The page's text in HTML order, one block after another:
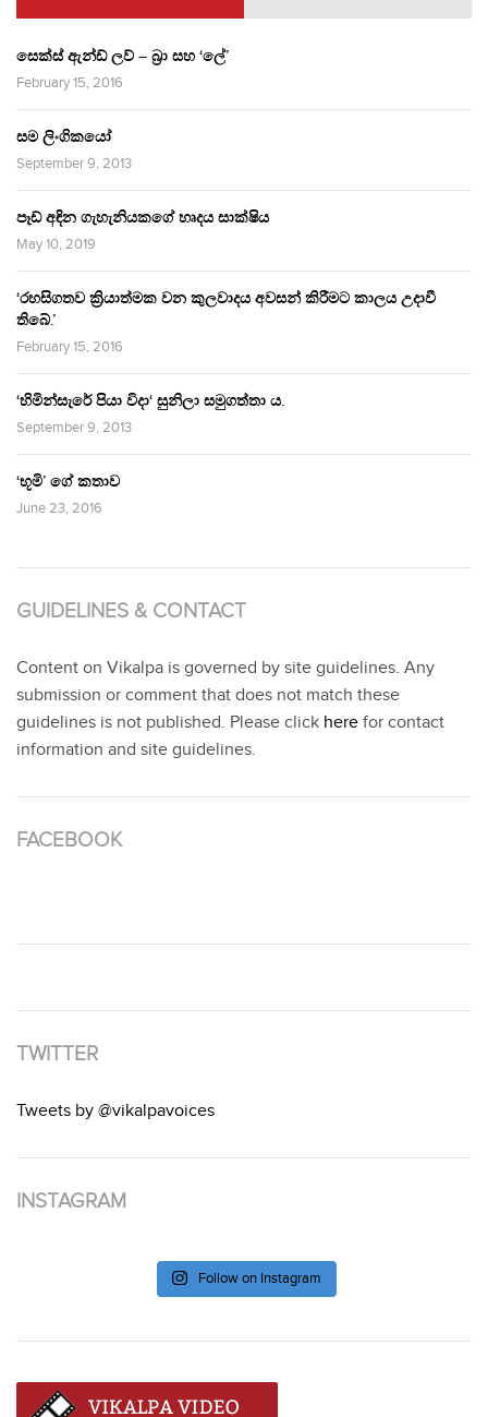
සෙක්ස් ඇන්ඩ් ලව් – බ්‍රා සහ ‘ලේ’
February 15, 2016
සම ලිංගිකයෝ
September 9, 2013
පෑඩ් අඳින ගැහැනියකගේ හෘදය සාක්ෂිය
May 10, 2019
‘රහසිගතව ක්‍රියාත්මක වන කුලවාදය අවසන් කිරීමට කාලය උදාවී
තිබේ.’
February 15, 2016
‘හිමින්සැරේ පියා විදා‘ සුනිලා සමුගත්තා ය.
September 9, 2013
‘භූමි’ ගේ කතාව
June 23, 2016
GUIDELINES & CONTACT
Content on Vikalpa is governed by site guidelines. Any
submission or comment that does not match these
guidelines is not published. Please click here for contact
information and site guidelines.
FACEBOOK
TWITTER
Tweets by @vikalpavoices
INSTAGRAM
Follow on Instagram